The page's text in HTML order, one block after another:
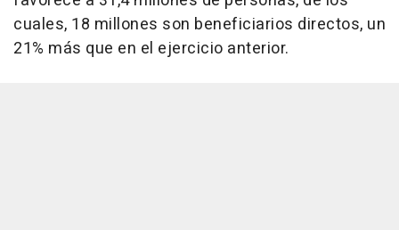
cuales, 18 millones son beneficiarios directos, un
21% más que en el ejercicio anterior.